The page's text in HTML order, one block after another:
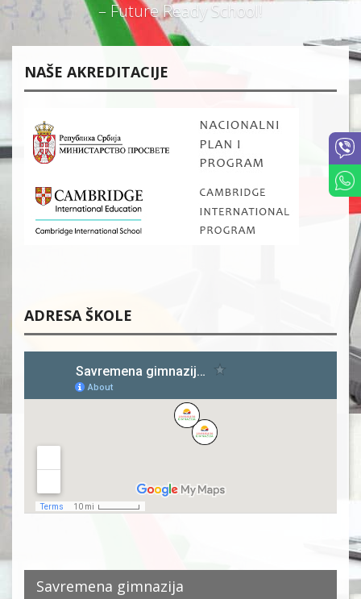
– Future Ready School!
NAŠE AKREDITACIJE
ADRESA ŠKOLE
Savremena gimnazija